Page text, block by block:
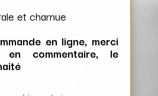
et charnue
en ligne, merci
commentaire, le